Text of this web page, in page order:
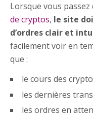
Lorsque vous passez
de cryptos, le site
d’ordres clair et
facilement voir en
que :
le cours des
les dernières
les ordres en